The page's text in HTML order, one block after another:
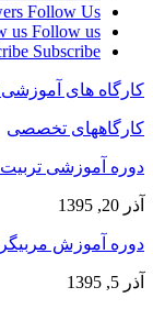
Follow Us
us Follow us
Subscribe
کارگاه های
کارگاههای تخصصی
دوره آموزشی
آذر 20, 1395
دوره آموزش
آذر 5, 1395